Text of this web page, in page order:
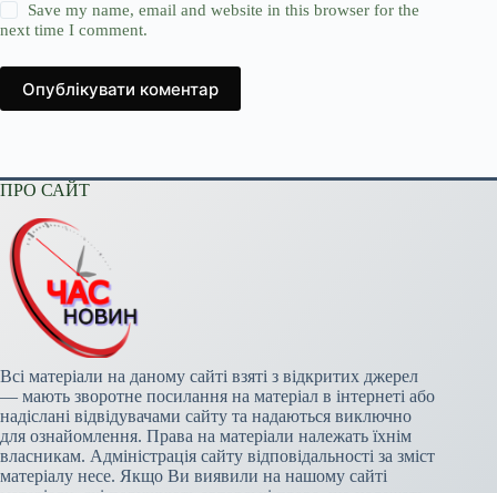
Save my name, email and website in this browser for the
next time I comment.
Опублікувати коментар
ПРО САЙТ
Всі матеріали на даному сайті взяті з відкритих джерел
— мають зворотне посилання на матеріал в інтернеті або
надіслані відвідувачами сайту та надаються виключно
для ознайомлення. Права на матеріали належать їхнім
власникам. Адміністрація сайту відповідальності за зміст
матеріалу несе. Якщо Ви виявили на нашому сайті